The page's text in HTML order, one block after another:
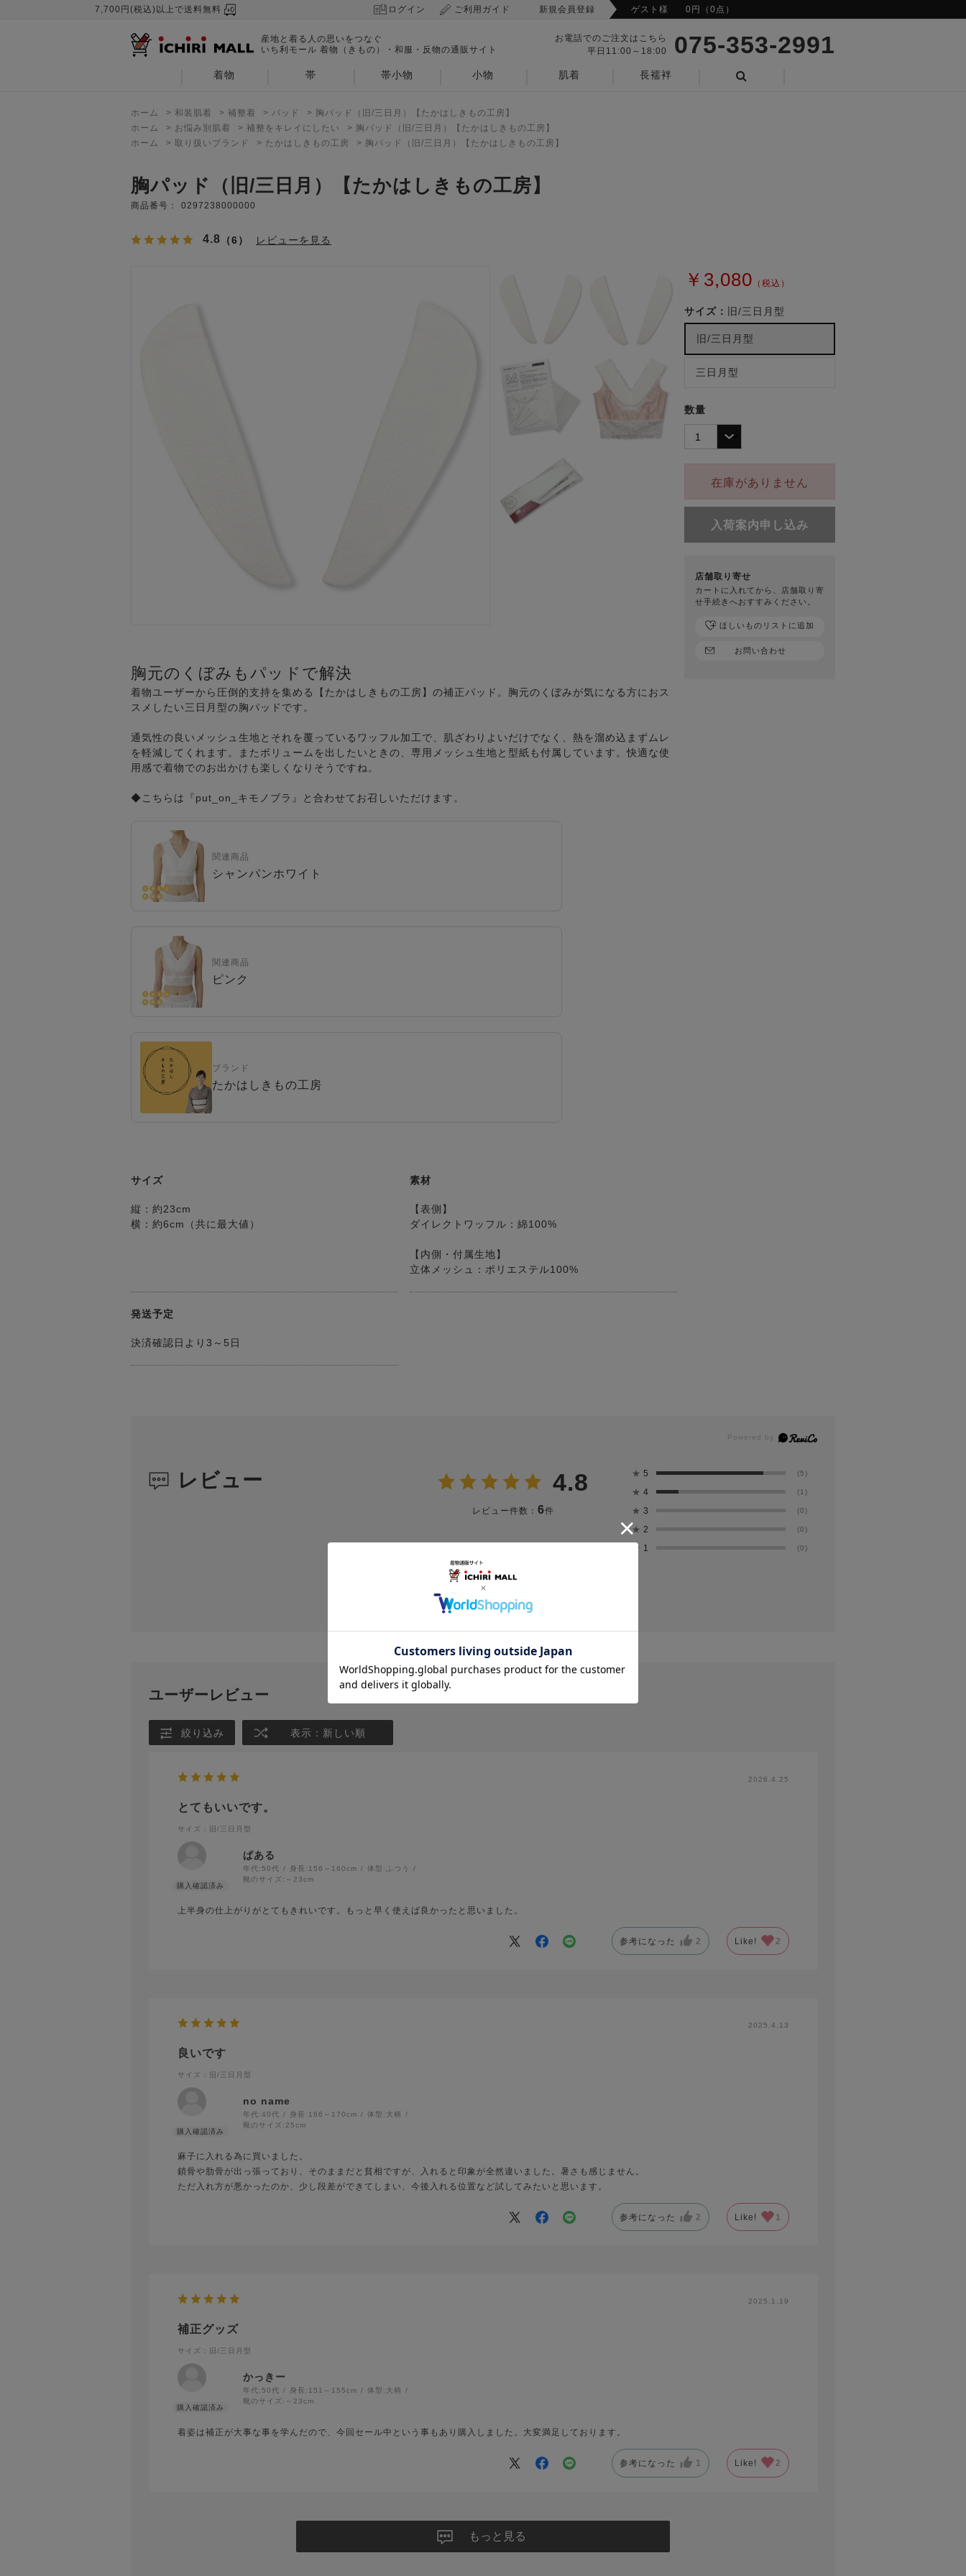
7,700円(税込)以上で送料無料 ログイン ご利用ガイド 新規会員登録 ゲスト様 0円（0点）
産地と着る人の思いをつなぐ
いち利モール 着物（きもの）・和服・反物の通販サイト
お電話でのご注文はこちら
平日11:00～18:00
075-353-2991
着物 帯 帯小物 小物 肌着
長襦袢
ホーム > 和装肌着 > 補整着 > パッド > 胸パッド（旧/三日月）【たかはしきもの工房】
ホーム
> お悩み別肌着 > 補整をキレイにしたい > 胸パッド（旧/三日月）【たかはしきもの工房】
ホーム
> 取り扱いブランド > たかはしきもの工房 > 胸パッド（旧/三日月）【たかはしきもの工房】
胸パッド（旧/三日月）【たかはしきもの工房】
商品番号： 0297238000000
4.8 （6） レビューを見る
胸元のくぼみもパッドで解決
着物ユーザーから圧倒的支持を集める【たかはしきもの工房】の補正パッド。胸元のくぼみが気になる方におス
スメしたい三日月型の胸パッドです。
通気性の良いメッシュ生地とそれを覆っているワッフル加工で、肌ざわりよいだけでなく、熱を溜め込まずムレ
を軽減してくれます。またボリュームを出したいときの、専用メッシュ生地と型紙も付属しています。快適な使
用感で着物でのお出かけも楽しくなりそうですね。
◆こちらは『put_on_キモノブラ』と合わせてお召しいただけます。
関連商品
シャンパンホワイト
関連商品
ピンク
ブランド
たかはしきもの工房
サイズ
縦：約23cm
横：約6cm（共に最大値）
素材
【表側】
ダイレクトワッフル：綿100%
【内側・付属生地】
立体メッシュ：ポリエステル100%
発送予定
決済確認日より3～5日
レビュー 4.8
レビュー件数： 6件
★ 5 (5)
★ 4 (1)
★ 3 (0)
★ 2 (0)
★ 1 (0)
投稿画像はありません。
ユーザーレビュー
絞り込み 表示：新しい順
2026.4.25
とてもいいです。
サイズ：旧/三日月型
ぱある
年代: 50代 身長: 156～160cm 体型: ふつう
靴のサイズ: ～23cm
上半身の仕上がりがとてもきれいです。もっと早く使えば良かったと思いました。
参考になった 2 Like! 2
2025.4.13
良いです
サイズ：旧/三日月型
no name
年代:40代 身長: 166～170cm 体型: 大柄
靴のサイズ: 25cm
麻子に入れる為に買いました。
鎖骨や肋骨が出っ張っており、そのままだと貧相ですが、入れると印象が全然違いました。暑さも感じません。
ただ入れ方が悪かったのか、少し段差ができてしまい、今後入れる位置など試してみたいと思います。
参考になった 2 Like! 1
2025.1.19
補正グッズ
サイズ：旧/三日月型
かっきー
年代: 50代 身長: 151～155cm 体型: 大柄
靴のサイズ: ～23cm
着姿は補正が大事な事を学んだので、今回セール中という事もあり購入しました。大変満足しております。
参考になった 1 Like! 2
もっと見る
￥3,080 （税込）
サイズ： 旧/三日月型
旧/三日月型
三日月型
数量
在庫がありません
入荷案内申し込み
店舗取り寄せ
カートに入れてから、店舗取り寄
せ手続きへおすすみください。
お問い合わせ
ほしいものリストに追加